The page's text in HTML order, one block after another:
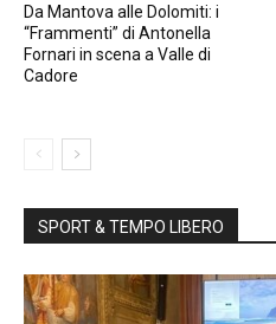
Da Mantova alle Dolomiti: i
“Frammenti” di Antonella
Fornari in scena a Valle di
Cadore
SPORT & TEMPO LIBERO